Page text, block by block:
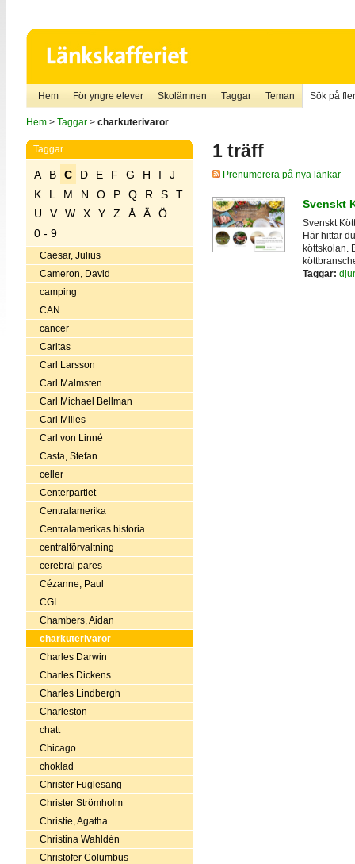
Hem För yngre elever Skolämnen Taggar Teman Sök på
Hem> Taggar> charkuterivaror
Taggar
A B C D E F G H I
J
K
L M N O P Q R S
T
U
V W X Y Z Å Ä
Ö
0 - 9
Caesar, Julius
Cameron, David
camping
CAN
cancer
Caritas
Carl Larsson
Carl Malmsten
Carl Michael Bellman
Carl Milles
Carl von Linné
Casta, Stefan
celler
Centerpartiet
Centralamerika
Centralamerikas historia
centralförvaltning
cerebral pares
Cézanne, Paul
CGI
Chambers, Aidan
charkuterivaror
Charles Darwin
Charles Dickens
Charles Lindbergh
Charleston
chatt
Chicago
choklad
Christer Fuglesang
Christer Strömholm
Christie, Agatha
Christina Wahldén
Christofer Columbus
1 träff
Prenumerera på nya länkar
Svenskt
Svenskt
Här hittar
köttskolan.
Taggar: